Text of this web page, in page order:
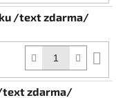
/text zdarma/
text zdarma/